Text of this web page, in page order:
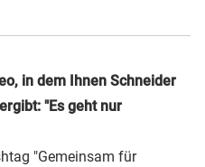
in dem Ihnen Schneider
"Es geht nur
"Gemeinsam für